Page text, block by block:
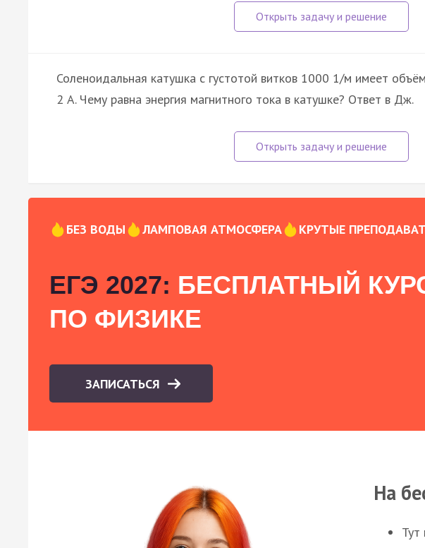
Соленоидальная катушка с густотой витков 1000 1/м имеет
2 A. Чему равна энергия магнитного тока в катушке? Ответ в Дж.
БЕЗ ВОДЫ ЛАМПОВАЯ АТМОСФЕРА КРУТЫЕ
ЕГЭ 2027: БЕСПЛАТНЫЙ
ПО ФИЗИКЕ
ЗАПИСАТЬСЯ
На